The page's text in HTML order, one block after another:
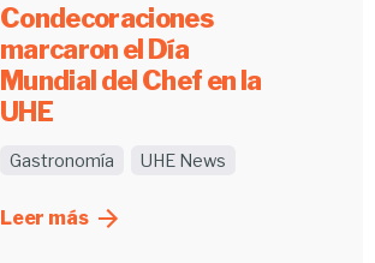
Condecoraciones
marcaron el Día
Mundial del Chef en la
UHE
Gastronomía UHE News
Leer más